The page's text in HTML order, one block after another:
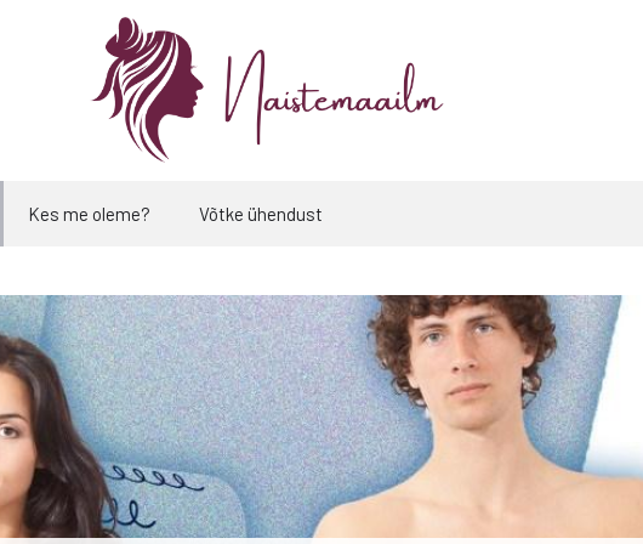
Kes me oleme? Võtke ühendust